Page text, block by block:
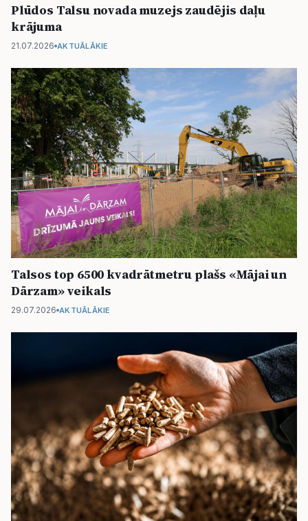
Plūdos Talsu novada muzejs zaudējis daļu
krājuma
21.07.2026 AKTUĀLĀKIE
Talsos top 6500 kvadrātmetru plašs «Mājai un
Dārzam» veikals
29.07.2026 AKTUĀLĀKIE